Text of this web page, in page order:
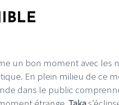
un bon moment avec les
En plein milieu de ce
dans le public